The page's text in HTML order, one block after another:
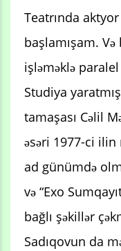
Teatrında
başlamışam.
işləməklə
Studiya
tamaşası Cəlil
əsəri 1977-ci ilin
ad günümdə
və “Exo
bağlı şəkillər
Sadıqovun da